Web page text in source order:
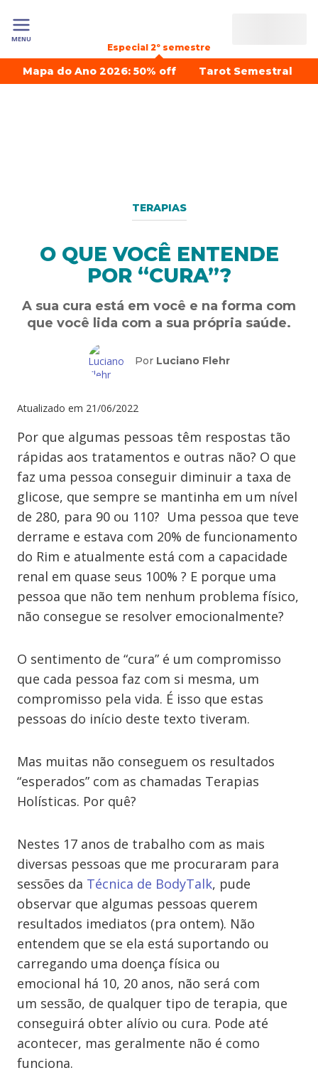
MENU
Especial 2º semestre
Mapa do Ano 2026: 50% off Tarot Semestral
TERAPIAS
O QUE VOCÊ ENTENDE
POR “CURA”?
A sua cura está em você e na forma com
que você lida com a sua própria saúde.
Por Luciano Flehr
Atualizado em 21/06/2022
Por que algumas pessoas têm respostas tão
rápidas aos tratamentos e outras não? O que
faz uma pessoa conseguir diminuir a taxa de
glicose, que sempre se mantinha em um nível
de 280, para 90 ou 110? Uma pessoa que teve
derrame e estava com 20% de funcionamento
do Rim e atualmente está com a capacidade
renal em quase seus 100% ? E porque uma
pessoa que não tem nenhum problema físico,
não consegue se resolver emocionalmente?
O sentimento de “cura” é um compromisso
que cada pessoa faz com si mesma, um
compromisso pela vida. É isso que estas
pessoas do início deste texto tiveram.
Mas muitas não conseguem os resultados
“esperados” com as chamadas Terapias
Holísticas. Por quê?
Nestes 17 anos de trabalho com as mais
diversas pessoas que me procuraram para
sessões da Técnica de BodyTalk, pude
observar que algumas pessoas querem
resultados imediatos (pra ontem). Não
entendem que se ela está suportando ou
carregando uma doença física ou
emocional há 10, 20 anos, não será com
um sessão, de qualquer tipo de terapia, que
conseguirá obter alívio ou cura. Pode até
acontecer, mas geralmente não é como
funciona.